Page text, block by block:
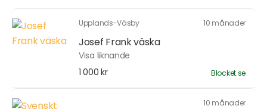
Upplands-Väsby 10 månader
Josef Frank väska
Visa liknande
1 000 kr
Blocket.se
10 månader